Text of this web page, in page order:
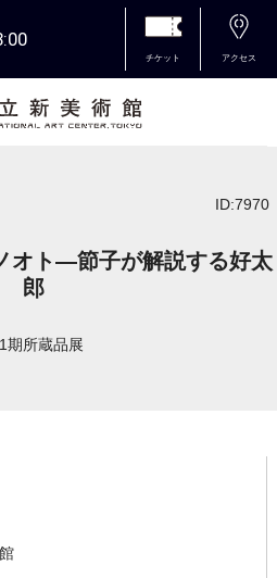
チケット アクセス
ID:7970
オト―節子が解説する好太
郎
期所蔵品展